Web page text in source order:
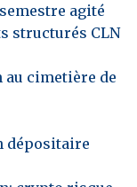
agité
structurés CLN
cimetière de
dépositaire